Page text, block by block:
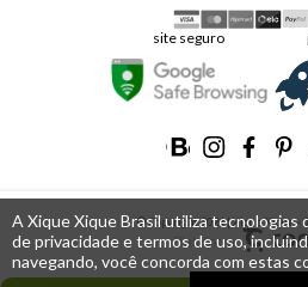
site seguro
© Copyright 2024 | Xique Xique -
Plataforma
A Xique Xique Brasil utiliza tecnologias
de privacidade e termos de uso,
navegando, você concorda com estas